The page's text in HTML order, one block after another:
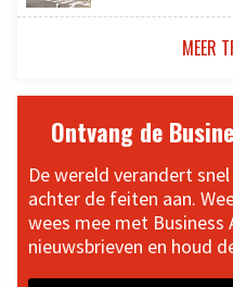
MEER
Ontvang de
De wereld verandert
achter de feiten aan.
wees mee met Business
nieuwsbrieven en houd